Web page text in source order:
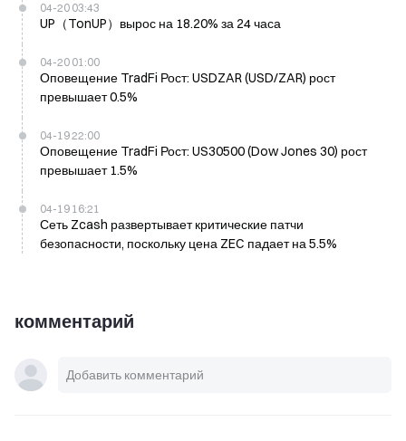
04-20 03:43
UP（TonUP）вырос на 18.20% за 24 часа
04-20 01:00
Оповещение TradFi Рост: USDZAR (USD/ZAR) рост
превышает 0.5%
04-19 22:00
Оповещение TradFi Рост: US30500 (Dow Jones 30) рост
превышает 1.5%
04-19 16:21
Сеть Zcash развертывает критические патчи
безопасности, поскольку цена ZEC падает на 5.5%
комментарий